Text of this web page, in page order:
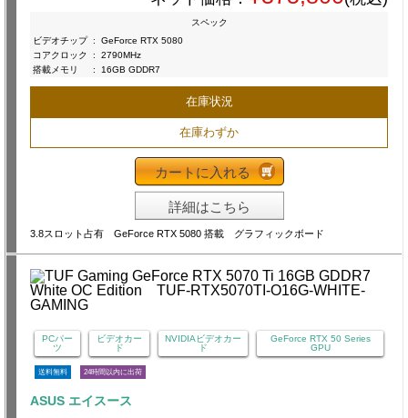
スペック
ビデオチップ :
GeForce RTX 5080
コアクロック
:
2790MHz
搭載メモリ
: 16GB GDDR7
在庫状況
在庫わずか
カートに入れる
詳細はこちら
3.8スロット占有 GeForce RTX 5080 搭載 グラフィックボード
PCパー
ツ
ビデオカー
ド
NVIDIAビデオカー
ド
GeForce RTX 50 Series
GPU
送料無料 24時間以内に出荷
ASUS エイスース